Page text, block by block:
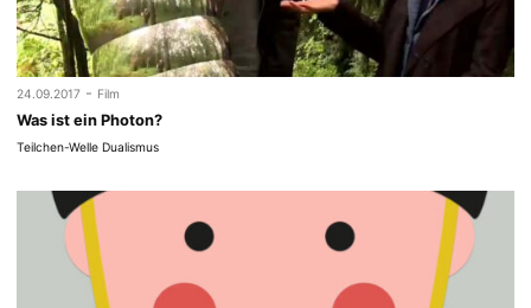
24.09.2017 - Film
Was ist ein Photon?
Teilchen-Welle Dualismus